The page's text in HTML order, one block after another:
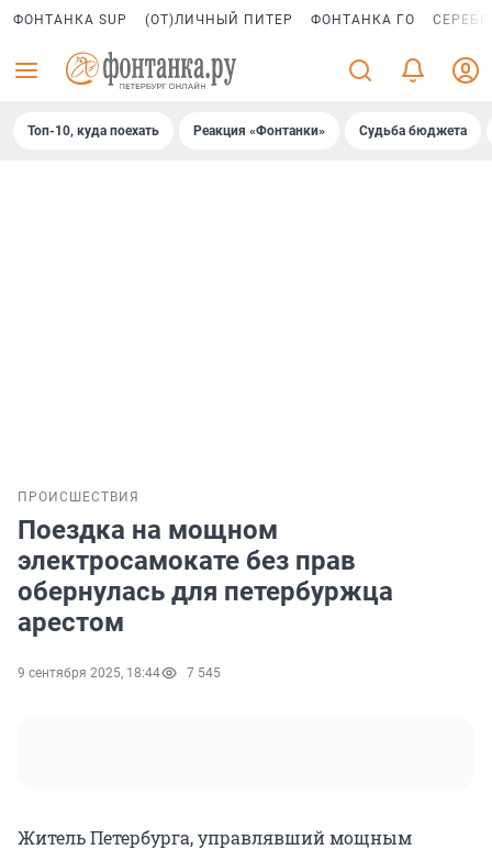
ФОНТАНКА SUP (ОТ)ЛИЧНЫЙ ПИТЕР ФОНТАНКА ГО
Топ-10, куда поехать Реакция «Фонтанки» Судьба бюджета
ПРОИСШЕСТВИЯ
Поездка на мощном
электросамокате без прав
обернулась для петербуржца
арестом
9 сентября 2025, 18:44 7 545
Житель Петербурга, управлявший мощным